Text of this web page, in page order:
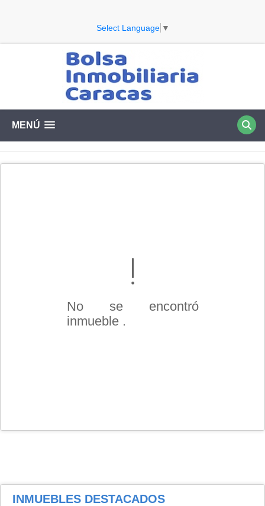
Select Language ▼
MENÚ
No se encontró
inmueble .
INMUEBLES DESTACADOS